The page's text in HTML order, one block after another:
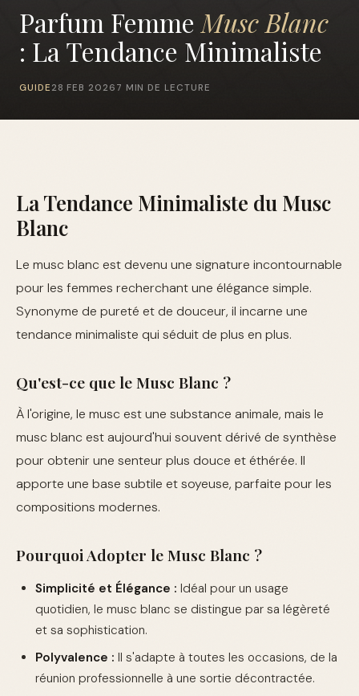
Parfum Femme Musc Blanc
: La Tendance Minimaliste
GUIDE 28 FEB 2026 7 MIN DE LECTURE
La Tendance Minimaliste du Musc
Blanc
Le musc blanc est devenu une signature incontournable
pour les femmes recherchant une élégance simple.
Synonyme de pureté et de douceur, il incarne une
tendance minimaliste qui séduit de plus en plus.
Qu'est-ce que le Musc Blanc ?
À l'origine, le musc est une substance animale, mais le
musc blanc est aujourd'hui souvent dérivé de synthèse
pour obtenir une senteur plus douce et éthérée. Il
apporte une base subtile et soyeuse, parfaite pour les
compositions modernes.
Pourquoi Adopter le Musc Blanc ?
Simplicité et Élégance : Idéal pour un usage
quotidien, le musc blanc se distingue par sa légèreté
et sa sophistication.
Polyvalence : Il s'adapte à toutes les occasions, de la
réunion professionnelle à une sortie décontractée.